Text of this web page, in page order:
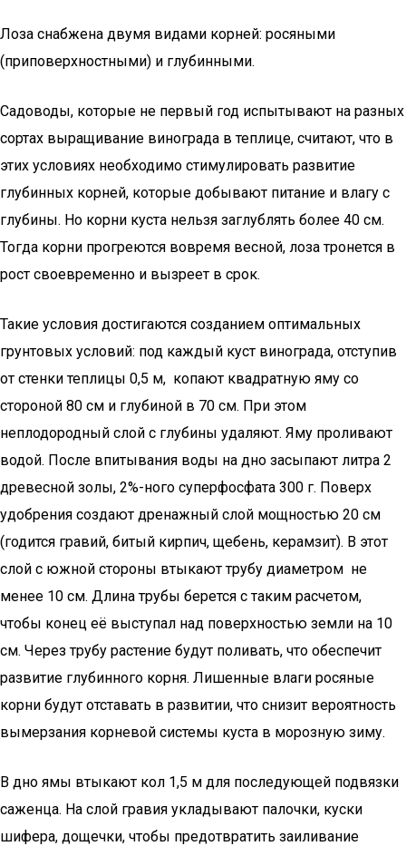
Лоза снабжена двумя видами корней: росяными
(приповерхностными) и глубинными.
Садоводы, которые не первый год испытывают на разных
сортах выращивание винограда в теплице, считают, что в
этих условиях необходимо стимулировать развитие
глубинных корней, которые добывают питание и влагу с
глубины. Но корни куста нельзя заглублять более 40 см.
Тогда корни прогреются вовремя весной, лоза тронется в
рост своевременно и вызреет в срок.
Такие условия достигаются созданием оптимальных
грунтовых условий: под каждый куст винограда, отступив
от стенки теплицы 0,5 м, копают квадратную яму со
стороной 80 см и глубиной в 70 см. При этом
неплодородный слой с глубины удаляют. Яму проливают
водой. После впитывания воды на дно засыпают литра 2
древесной золы, 2%-ного суперфосфата 300 г. Поверх
удобрения создают дренажный слой мощностью 20 см
(годится гравий, битый кирпич, щебень, керамзит). В этот
слой с южной стороны втыкают трубу диаметром не
менее 10 см. Длина трубы берется с таким расчетом,
чтобы конец её выступал над поверхностью земли на 10
см. Через трубу растение будут поливать, что обеспечит
развитие глубинного корня. Лишенные влаги росяные
корни будут отставать в развитии, что снизит вероятность
вымерзания корневой системы куста в морозную зиму.
В дно ямы втыкают кол 1,5 м для последующей подвязки
саженца. На слой гравия укладывают палочки, куски
шифера, дощечки, чтобы предотвратить заиливание